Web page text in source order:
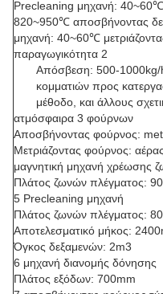
Precleaning μηχανή:
820~950℃ αποσβήνοντας
μηχανή: 40~60℃
παραγωγικότητα 2
Απόσβεση: 500-1000kg/
κομματιών προς
μέθοδο, και άλλους
ατμόσφαιρα 3 φούρνων
Αποσβήνοντας φούρνος:
Μετριάζοντας φούρνος: αέρας
μαγνητική μηχανή χρέωσης
Πλάτος ζωνών πλέγματος:
5 Precleaning μηχανή
Πλάτος ζωνών πλέγματος:
Αποτελεσματικό μήκος:
Όγκος δεξαμενών: 2m3
6 μηχανή διανομής δόνησης
Πλάτος εξόδων: 700mm